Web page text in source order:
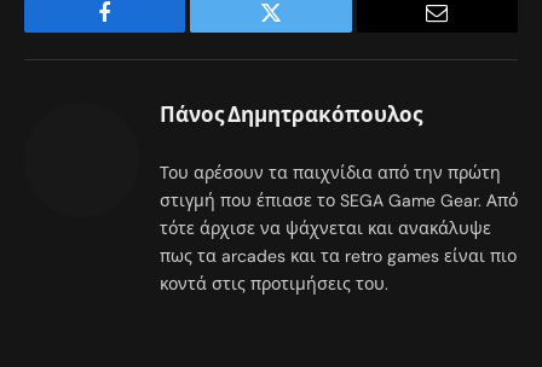
Facebook Twitter
Πάνος Δημητρακόπουλος
Του αρέσουν τα παιχνίδια από την πρώτη
στιγμή που έπιασε το SEGA Game Gear. Από
τότε άρχισε να ψάχνεται και ανακάλυψε
πως τα arcades και τα retro games είναι πιο
κοντά στις προτιμήσεις του.